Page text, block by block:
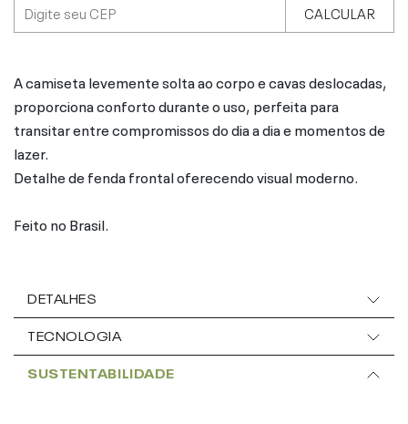
CALCULAR
A camiseta levemente solta ao corpo e cavas deslocadas,
proporciona conforto durante o uso, perfeita para
transitar entre compromissos do dia a dia e momentos de
lazer.
Detalhe de fenda frontal oferecendo visual moderno.
Feito no Brasil.
DETALHES
TECNOLOGIA
SUSTENTABILIDADE